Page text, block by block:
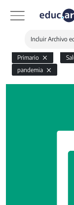
Incluir Archivo
Primario
pandemia